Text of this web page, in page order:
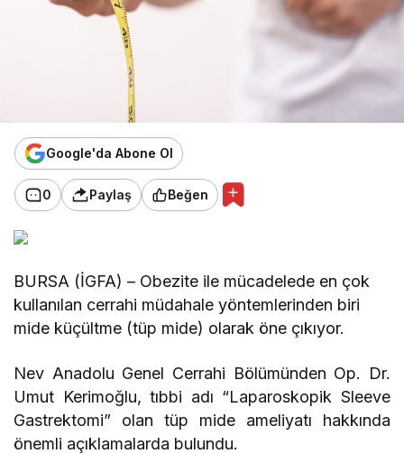
Google'da Abone Ol
0 Paylaş Beğen
BURSA (İGFA) – Obezite ile mücadelede en çok
kullanılan cerrahi müdahale yöntemlerinden biri
mide küçültme (tüp mide) olarak öne çıkıyor.
Nev Anadolu Genel Cerrahi Bölümünden Op. Dr.
Umut Kerimoğlu, tıbbi adı “Laparoskopik Sleeve
Gastrektomi” olan tüp mide ameliyatı hakkında
önemli açıklamalarda bulundu.